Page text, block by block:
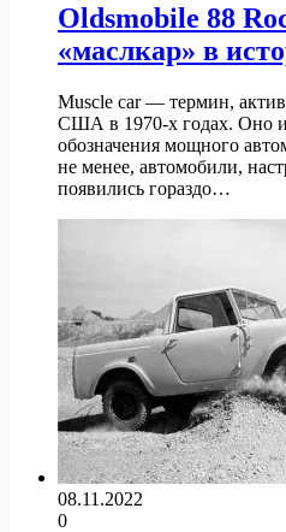
Oldsmobile 88
«маслкар» в
Muscle car — термин,
США в 1970-х годах. Оно
обозначения мощного
не менее, автомобили,
появились гораздо…
08.11.2022
0